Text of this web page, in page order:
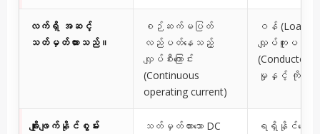
လက်ရှိ အဆင့်
သတ်မှတ်ထားသည်။
စဉ်ဆက်မပြတ်
လည်ပတ်နေသည့်
လျှပ်စီးကြောင်း
(Continuous
operating current)
ဝန် (Load)
လျှပ်ကူးပစ္စ
မှုနှင့် ကိုက်
ချိုးဖျက်နိုင်စွမ်း
သတ်မှတ်ထားသော DC
ရရှိနိုင်သော ခ